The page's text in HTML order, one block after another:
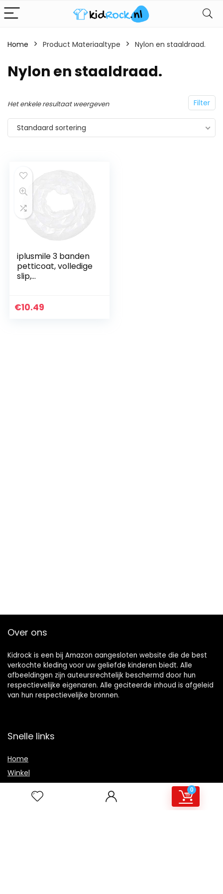
0
Home Product Materiaaltype Nylon en staaldraad.
Nylon en staaldraad.
Filter
Het enkele resultaat weergeven
Standaard sortering
iplusmile 3 banden
petticoat, volledige
slip,
slip, prinsessenjurk
€10.49
Over ons
Kidrock is een bij Amazon aangesloten website die de best
verkochte kleding voor uw geliefde kinderen biedt. Alle
afbeeldingen zijn auteursrechtelijk beschermd door hun
respectievelijke eigenaren. Alle geciteerde inhoud is afgeleid
van hun respectievelijke bronnen.
Snelle links
Home
Winkel
Overzicht